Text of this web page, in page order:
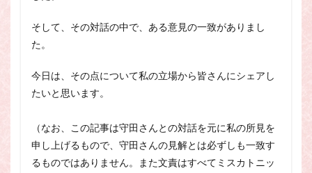
そして、その対話の中で、ある意見の一致がありまし
た。
今日は、その点について私の立場から皆さんにシェアし
たいと思います。
（なお、この記事は守田さんとの対話を元に私の所見を
申し上げるもので、守田さんの見解とは必ずしも一致す
るものではありません。また文責はすべてミスカトニッ